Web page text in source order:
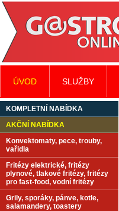
KOMPLETNÍ NABÍDKA
AKČNÍ NABÍDKA
Konvektomaty, pece, trouby,
vařidla
Fritézy elektrické, fritézy
plynové, tlakové fritézy, fritézy
pro fast-food, vodní fritézy
Grily, sporáky, pánve, kotle,
salamandery, toastery
ÚVOD SLUŽBY